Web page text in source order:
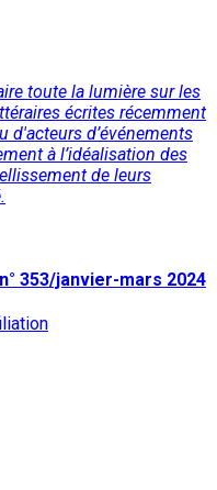
toute la lumière sur les
écrites récemment
d'acteurs d’événements
à l’idéalisation des
de leurs
353/janvier-mars 2024